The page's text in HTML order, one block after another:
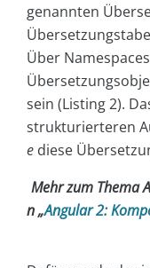
genannten
Über
sein (Listing 2).
strukturierteren
e diese
Mehr zum Thema
n „Angular 2: